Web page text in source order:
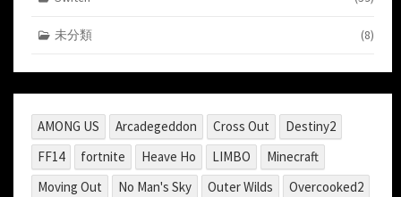
未分類 (8)
AMONG US Arcadegeddon Cross Out
Destiny2
FF14
fortnite Heave Ho LIMBO
Minecraft
Moving Out
No Man's Sky Outer Wilds
Overcooked2